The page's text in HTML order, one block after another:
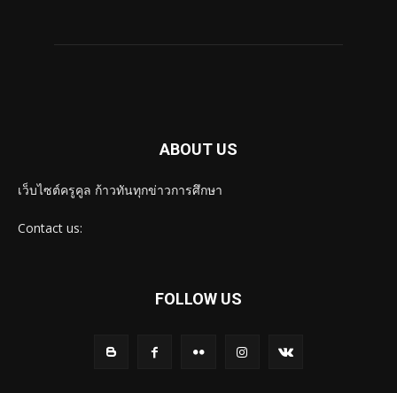
ABOUT US
เว็บไซต์ครูคูล ก้าวทันทุกข่าวการศึกษา
Contact us:
FOLLOW US